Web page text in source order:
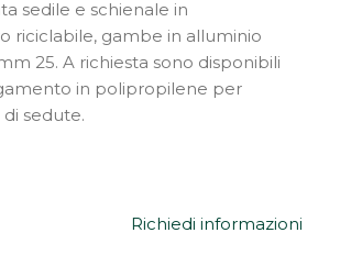
sedile e schienale in
riciclabile, gambe in alluminio
25. A richiesta sono disponibili
in polipropilene per
sedute.
Richiedi informazioni